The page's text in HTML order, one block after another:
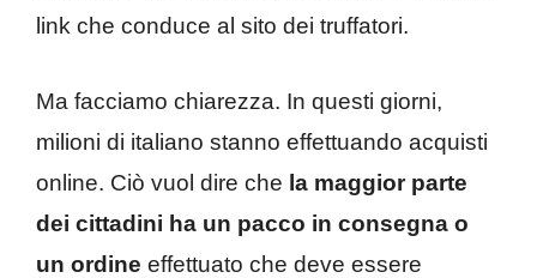
link che conduce al sito dei truffatori.
Ma facciamo chiarezza. In questi giorni,
milioni di italiano stanno effettuando acquisti
online. Ciò vuol dire che la maggior parte
dei cittadini ha un pacco in consegna o
un ordine effettuato che deve essere